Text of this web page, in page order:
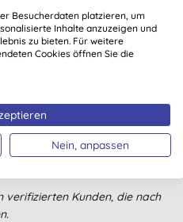
R. S., Deckenpfronn
23.12.2022
Kunden, die nach
Besucherdaten platzieren, um
Inhalte anzuzeigen und
zu bieten. Für weitere
Cookies öffnen Sie die
Nein, anpassen